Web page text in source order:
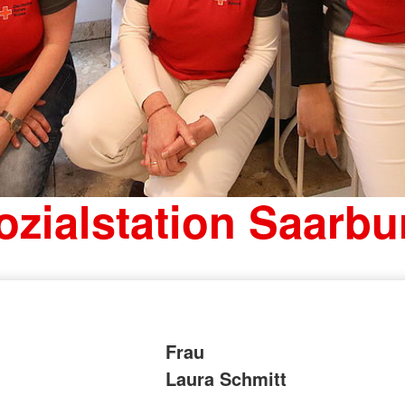
Frau
Laura Schmitt